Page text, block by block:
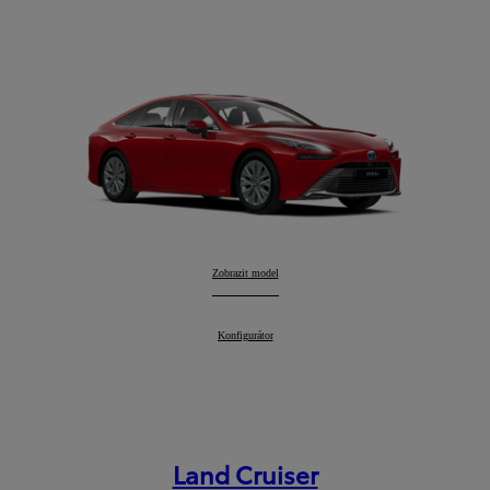
Mirai:
Zobrazit model
Mirai:
Konfigurátor
Land Cruiser